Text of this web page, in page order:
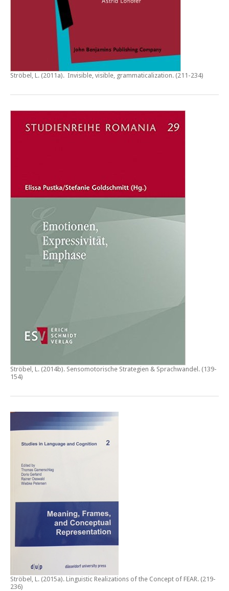
Ströbel, L. (2011a). Invisible, visible, grammaticalization. (211-234)
Ströbel, L. (2014b). Sensomotorische Strategien & Sprachwandel . (139-
154)
Ströbel, L. (2015a). Linguistic Realizations of the Concept of FEAR. (219-
236)